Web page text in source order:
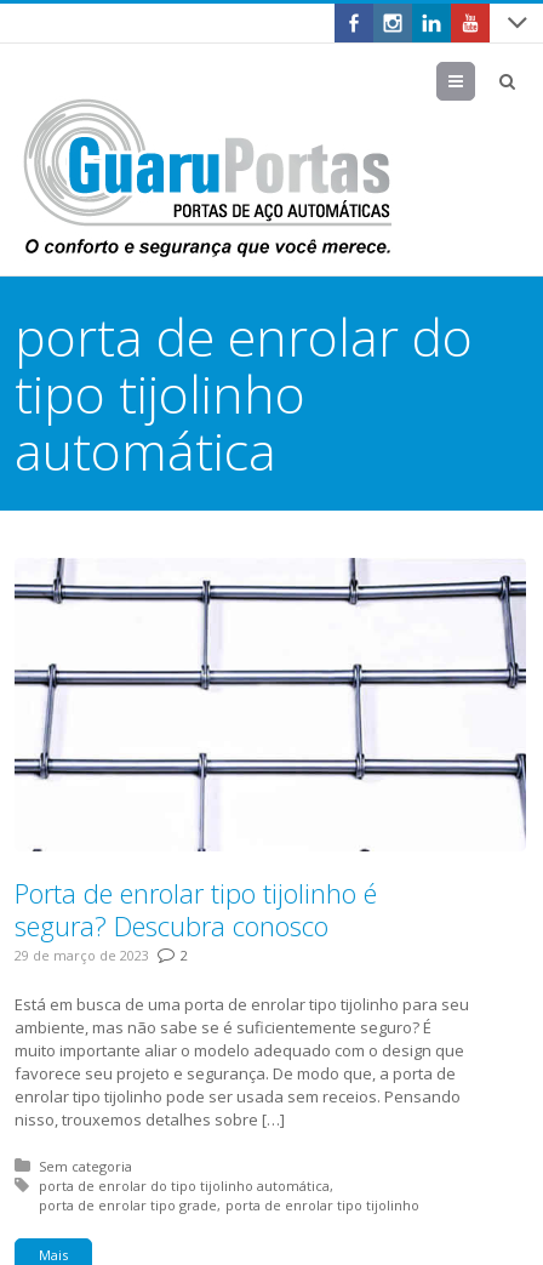
Menu
porta de enrolar do
tipo tijolinho
automática
Porta de enrolar tipo tijolinho é
segura? Descubra conosco
29 de março de 2023 2
Está em busca de uma porta de enrolar tipo tijolinho para seu
ambiente, mas não sabe se é suficientemente seguro? É
muito importante aliar o modelo adequado com o design que
favorece seu projeto e segurança. De modo que, a porta de
enrolar tipo tijolinho pode ser usada sem receios. Pensando
nisso, trouxemos detalhes sobre […]
Posted in:
Sem categoria
Tagged with:
porta de enrolar do tipo tijolinho automática
porta de enrolar tipo grade porta de enrolar tipo tijolinho
Mais